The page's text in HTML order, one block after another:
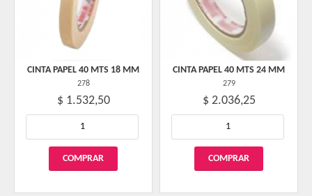
CINTA PAPEL 40 MTS 18 MM
278
$ 1.532,50
CINTA PAPEL 40 MTS 24 MM
279
$ 2.036,25